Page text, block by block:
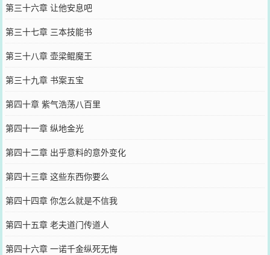
第三十六章 让他安息吧
第三十七章 三本技能书
第三十八章 壶梁鲲魔王
第三十九章 书案五宝
第四十章 紫气浩荡八百里
第四十一章 纵地金光
第四十二章 出乎意料的意外变化
第四十三章 这些东西你要么
第四十四章 你怎么就是不信我
第四十五章 老夫道门传道人
第四十六章 一诺千金纵死无悔